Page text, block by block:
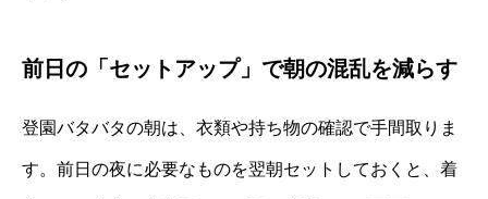
前日の「セットアップ」で朝の混乱を減らす
登園バタバタの朝は、衣類や持ち物の確認で手間取りま
す。前日の夜に必要なものを翌朝セットしておくと、着